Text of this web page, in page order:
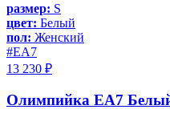
размер: S
цвет: Белый
пол: Женский
#EA7
13 230 ₽
Олимпийка EA7